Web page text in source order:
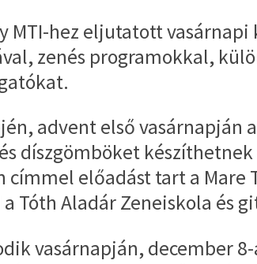
MTI-hez eljutatott
zenés programokkal,
advent első vasárnapján
díszgömböket
címmel előadást tart a
Tóth Aladár Zeneiskola és
vasárnapján, december